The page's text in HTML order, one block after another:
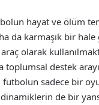
hayat ve ölüm
da karmaşık bir
olarak
toplumsal destek
sadece bir
de bir